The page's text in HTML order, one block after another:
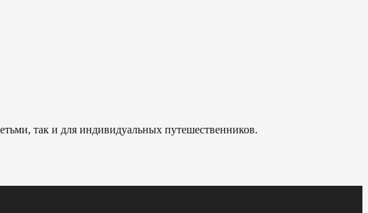
так и для индивидуальных путешественников.